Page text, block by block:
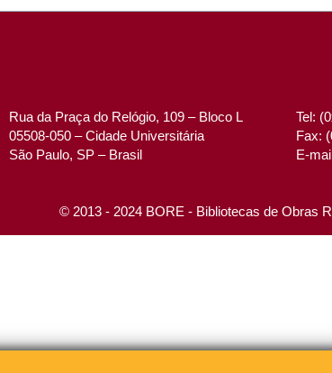
Rua da Praça do Relógio, 109 – Bloco L
05508-050 – Cidade Universitária
São Paulo, SP – Brasil
Tel:
Fax:
E-
© 2013 - 2024 BORE - Bibliotecas de Obras